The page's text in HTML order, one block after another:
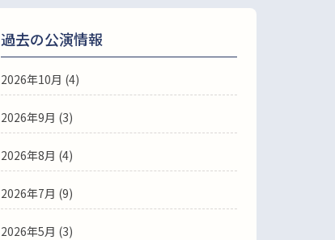
過去の公演情報
2026年10月 (4)
2026年9月 (3)
2026年8月 (4)
2026年7月 (9)
2026年5月 (3)